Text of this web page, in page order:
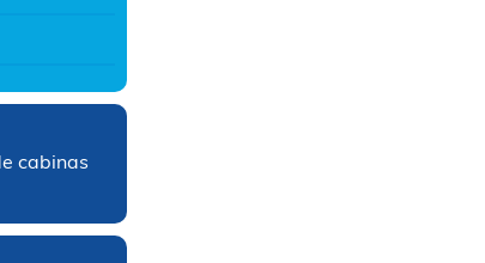
cabinas